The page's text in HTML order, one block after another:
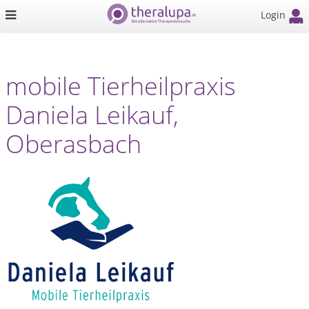
Login
mobile Tierheilpraxis
Daniela Leikauf,
Oberasbach